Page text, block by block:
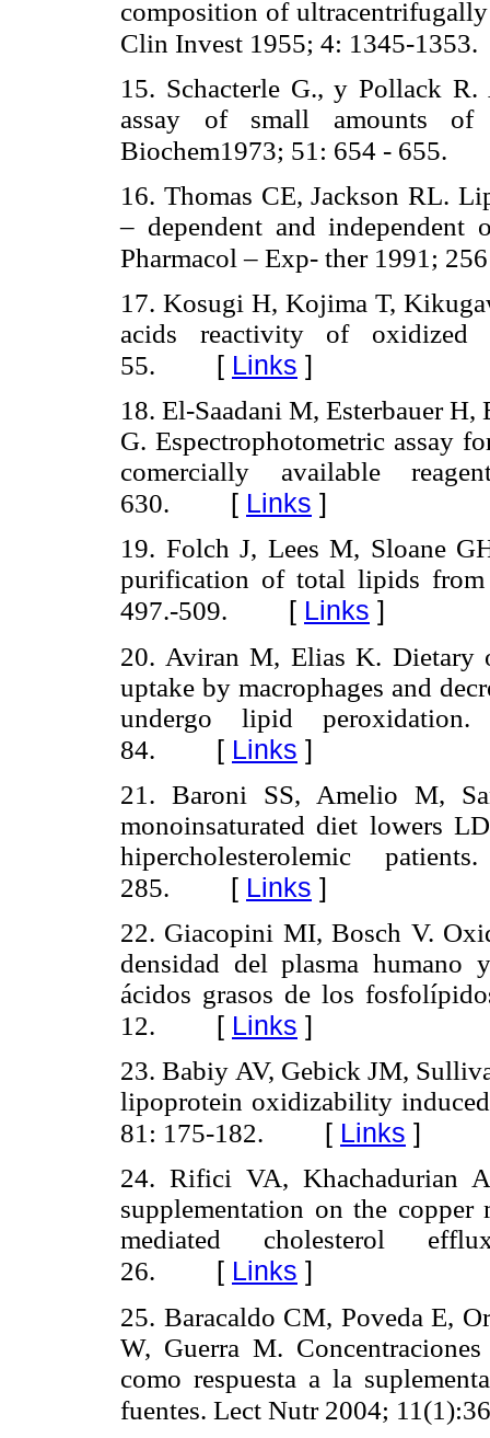
composition of
Clin Invest 1955; 4: 1345-1353.
15. Schacterle G., y Pollack
assay of small amounts
Biochem1973; 51: 654 - 655.
16. Thomas CE, Jackson RL.
– dependent and
Pharmacol – Exp- ther 1991;
17. Kosugi H, Kojima T,
acids reactivity of
55. [ Links ]
18. El-Saadani M, Esterbauer H,
G. Espectrophotometric assay
comercially available
630. [ Links ]
19. Folch J, Lees M, Sloane
purification of total lipids
497.-509. [ Links ]
20. Aviran M, Elias K. Dietary
uptake by macrophages and
undergo lipid
84. [ Links ]
21. Baroni SS, Amelio M,
monoinsaturated diet lowers
hipercholesterolemic
285. [ Links ]
22. Giacopini MI, Bosch V.
densidad del plasma
ácidos grasos de los
12. [ Links ]
23. Babiy AV, Gebick JM,
lipoprotein oxidizability
81: 175-182. [ Links ]
24. Rifici VA, Khachadurian
supplementation on the
mediated cholesterol
26. [ Links ]
25. Baracaldo CM, Poveda E,
W, Guerra M.
como respuesta a la
fuentes. Lect Nutr 2004;